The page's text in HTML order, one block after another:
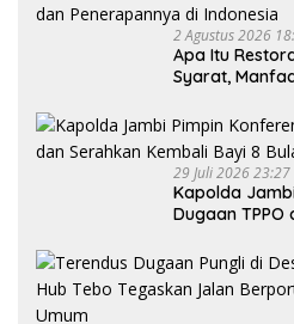
2 Agustus 2026
Apa Itu
Syarat,
29 Juli 2026 23:27
Kapolda
Dugaan TPPO